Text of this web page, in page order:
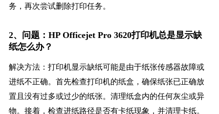
务，再次尝试删除打印任务。
2、问题：HP Officejet Pro 3620打印机总是显示缺
纸怎么办？
解决方法：打印机显示缺纸可能是由于纸张传感器故障或
进纸不正确。首先检查打印机的纸盒，确保纸张已正确放
置且没有过多或过少的纸张。清理纸盒内的任何灰尘或异
物。接着，检查进纸路径是否有卡纸现象，并清理卡纸。